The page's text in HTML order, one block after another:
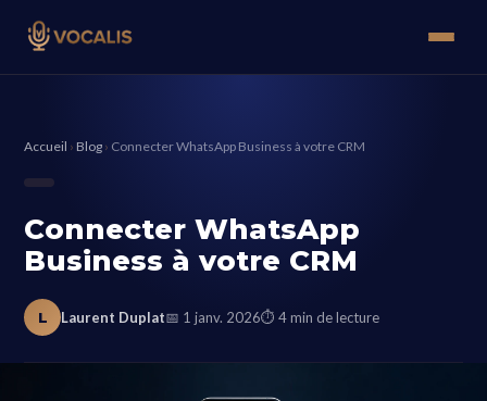
Accueil › Blog › Connecter WhatsApp Business à votre CRM
Connecter WhatsApp
Business à votre CRM
L Laurent Duplat📅 1 janv. 2026⏱ 4 min de lecture